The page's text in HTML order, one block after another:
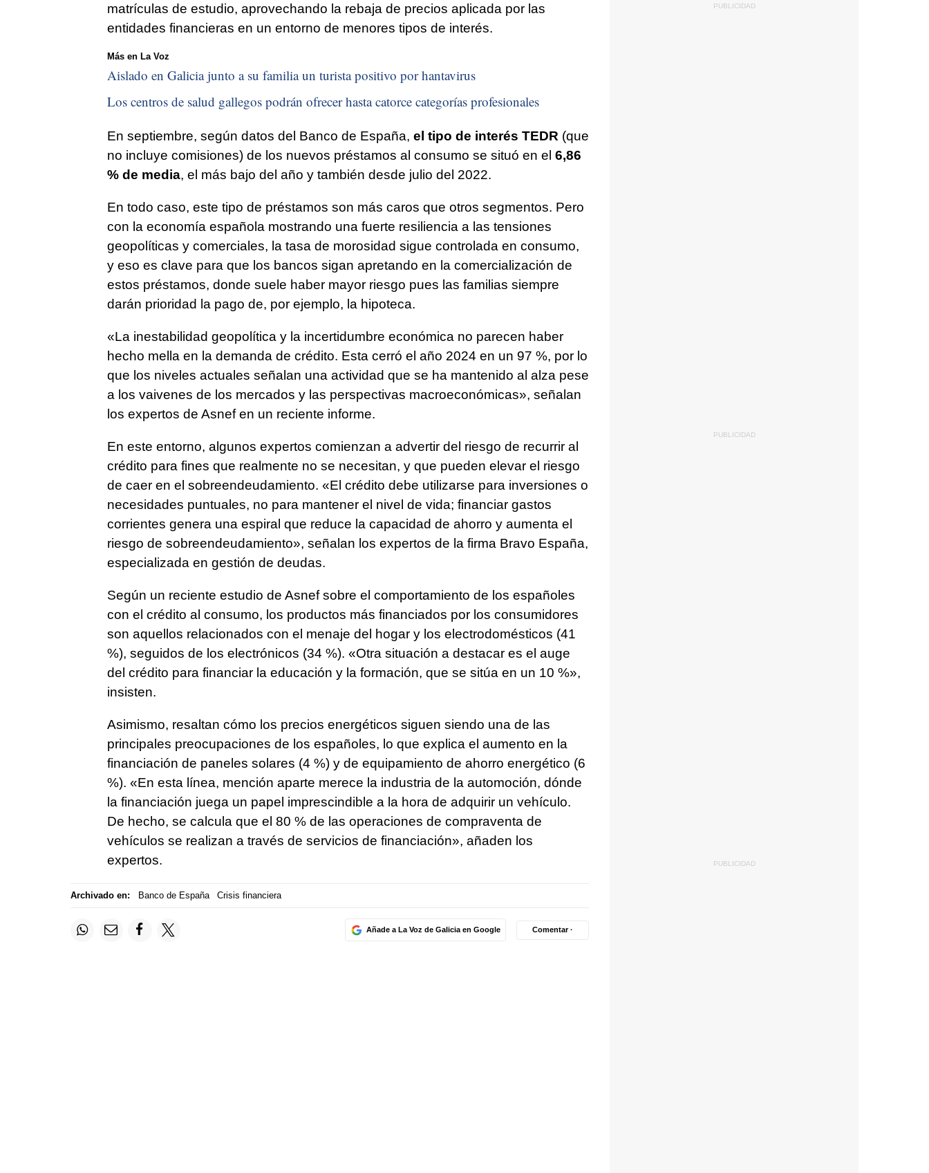
matrículas de estudio, aprovechando la rebaja de precios aplicada por las
entidades financieras en un entorno de menores tipos de interés.
Más en La Voz
Aislado en Galicia junto a su familia un turista positivo por hantavirus
Los centros de salud gallegos podrán ofrecer hasta catorce categorías profesionales
En septiembre, según datos del Banco de España, el tipo de interés TEDR (que
no incluye comisiones) de los nuevos préstamos al consumo se situó en el 6,86
% de media, el más bajo del año y también desde julio del 2022.
En todo caso, este tipo de préstamos son más caros que otros segmentos. Pero
con la economía española mostrando una fuerte resiliencia a las tensiones
geopolíticas y comerciales, la tasa de morosidad sigue controlada en consumo,
y eso es clave para que los bancos sigan apretando en la comercialización de
estos préstamos, donde suele haber mayor riesgo pues las familias siempre
darán prioridad la pago de, por ejemplo, la hipoteca.
«La inestabilidad geopolítica y la incertidumbre económica no parecen haber
hecho mella en la demanda de crédito. Esta cerró el año 2024 en un 97 %, por lo
que los niveles actuales señalan una actividad que se ha mantenido al alza pese
a los vaivenes de los mercados y las perspectivas macroeconómicas», señalan
los expertos de Asnef en un reciente informe.
En este entorno, algunos expertos comienzan a advertir del riesgo de recurrir al
crédito para fines que realmente no se necesitan, y que pueden elevar el riesgo
de caer en el sobreendeudamiento. «El crédito debe utilizarse para inversiones o
necesidades puntuales, no para mantener el nivel de vida; financiar gastos
corrientes genera una espiral que reduce la capacidad de ahorro y aumenta el
riesgo de sobreendeudamiento», señalan los expertos de la firma Bravo España,
especializada en gestión de deudas.
Según un reciente estudio de Asnef sobre el comportamiento de los españoles
con el crédito al consumo, los productos más financiados por los consumidores
son aquellos relacionados con el menaje del hogar y los electrodomésticos (41
%), seguidos de los electrónicos (34 %). «Otra situación a destacar es el auge
del crédito para financiar la educación y la formación, que se sitúa en un 10 %»,
insisten.
Asimismo, resaltan cómo los precios energéticos siguen siendo una de las
principales preocupaciones de los españoles, lo que explica el aumento en la
financiación de paneles solares (4 %) y de equipamiento de ahorro energético (6
%). «En esta línea, mención aparte merece la industria de la automoción, dónde
la financiación juega un papel imprescindible a la hora de adquirir un vehículo.
De hecho, se calcula que el 80 % de las operaciones de compraventa de
vehículos se realizan a través de servicios de financiación», añaden los
expertos.
Archivado en: Banco de España Crisis financiera
Añade a La Voz de Galicia en Google Comentar ·